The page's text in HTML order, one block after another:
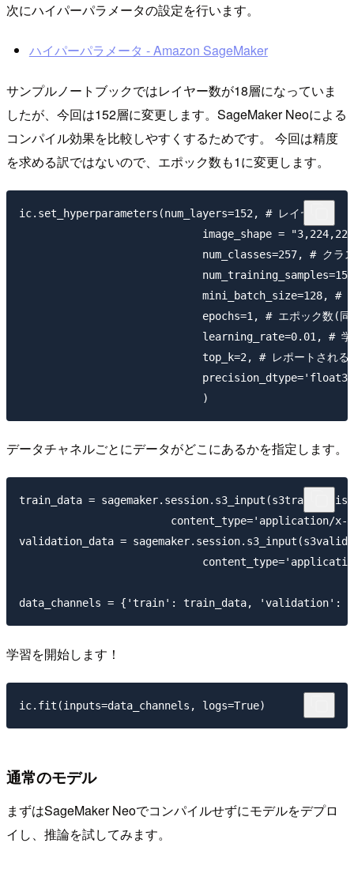
次にハイパーパラメータの設定を行います。
ハイパーパラメータ - Amazon SageMaker
サンプルノートブックではレイヤー数が18層になっていま
したが、今回は152層に変更します。SageMaker Neoによる
コンパイル効果を比較しやすくするためです。 今回は精度
を求める訳ではないので、エポック数も1に変更します。
ic.set_hyperparameters(num_layers=152, # レイヤー数
image_shape =
num_classes=257, # クラ
mini_batch_size=128, # ミ
epochs=1, # エポック数(同
learning_rate=0.01, # 学
top_k=2, # レポートされる精
precision_dtype='float32'
データチャネルごとにデータがどこにあるかを指定します。
train_data = sagemaker.session.s3_input(s3train,
content_type='application/
validation_data =
学習を開始します！
通常のモデル
まずはSageMaker Neoでコンパイルせずにモデルをデプロ
イし、推論を試してみます。